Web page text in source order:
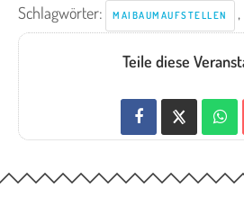
Schlagwörter: MAIBAUMAUFSTELLEN ,
Teile diese